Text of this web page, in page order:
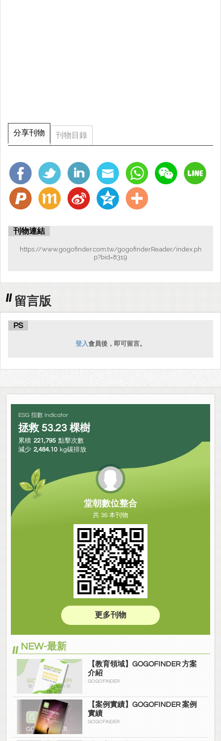
分享刊物 刊物目錄
刊物連結
https://www.gogofinder.com.tw/gogofinderReader/index.ph
p?bid=8319
留言版
PS
登入會員後，即可留言。
ESG 指數 Indicator
拯救 53.23 棵樹
累積 221,795 點擊次數
減少 2,484.10 kg碳排放
堂朝數位整合
共 36 本刊物
更多刊物
NEW-最新
【教育領域】GOGOFINDER 方案
介紹
GOGOFINDER
【案例實績】GOGOFINDER 案例
實績
GOGOFINDER